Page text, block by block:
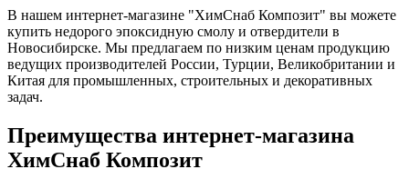
В нашем интернет-магазине "ХимСнаб Композит" вы можете
купить недорого эпоксидную смолу и отвердители в
Новосибирске. Мы предлагаем по низким ценам продукцию
ведущих производителей России, Турции, Великобритании и
Китая для промышленных, строительных и декоративных
задач.
Преимущества интернет-магазина
ХимСнаб Композит